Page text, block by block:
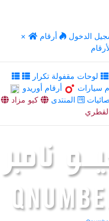
× الدخول
أرقام
لوحات مقفولة تكرار
سيارات
أرقام أوريدو
المنتدى
كيو مزاد